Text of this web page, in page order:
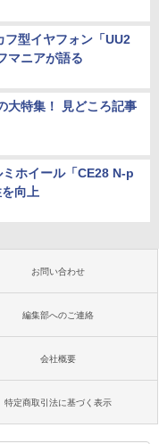
フ型イヤフォン「UU2
マニアが語る
大特集！ 見どころ記事
ホイール「CE28 N-p
向上
お問い合わせ
編集部へのご連絡
会社概要
特定商取引法に基づく表示